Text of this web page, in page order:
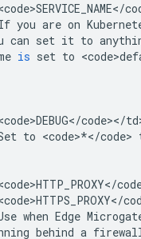
</
you are on
can set it to
is set to <
</code></td
to <code>*</code>
</
code>HTTPS_PROXY</
when Edge
behind a